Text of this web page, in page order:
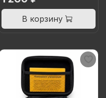
В корзину